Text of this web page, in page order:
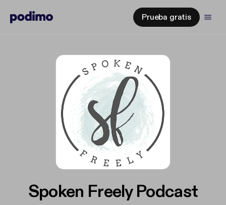
Prueba gratis
Spoken Freely Podcast